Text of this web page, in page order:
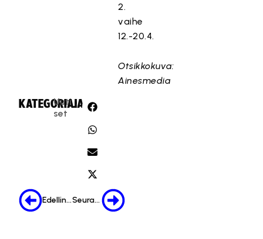
2.
vaihe
12.-20.4.
Otsikkokuva:
Ainesmedia
KATEGORIA:
Uuti
set
JAA:
Edellinen Seuraava